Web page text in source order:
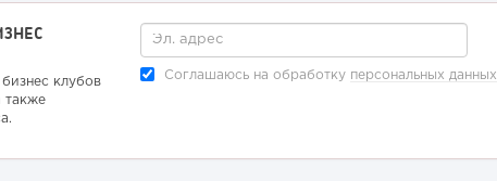
клубов
также
Соглашаюсь на обработку персональных данных